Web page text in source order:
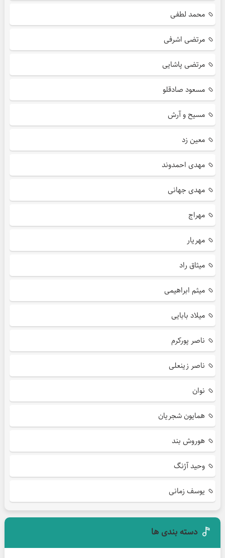
محمد لطفی
مرتضی اشرفی
مرتضی پاشایی
مسعود صادقلو
مسیح و آرش
معین زد
مهدی احمدوند
مهدی جهانی
مهراج
مهریار
میثاق راد
میثم ابراهیمی
میلاد بابایی
ناصر پورکرم
ناصر زینعلی
نوان
همایون شجریان
هوروش بند
وحید آژنگ
یوسف زمانی
دسته بندی ها